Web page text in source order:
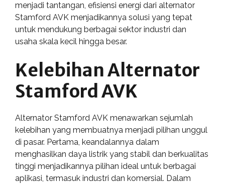
menjadi tantangan, efisiensi energi dari alternator
Stamford AVK menjadikannya solusi yang tepat
untuk mendukung berbagai sektor industri dan
usaha skala kecil hingga besar.
Kelebihan Alternator
Stamford AVK
Alternator Stamford AVK menawarkan sejumlah
kelebihan yang membuatnya menjadi pilihan unggul
di pasar. Pertama, keandalannya dalam
menghasilkan daya listrik yang stabil dan berkualitas
tinggi menjadikannya pilihan ideal untuk berbagai
aplikasi, termasuk industri dan komersial. Dalam